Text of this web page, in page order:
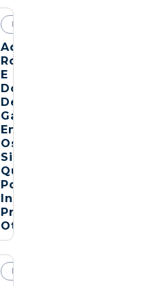
PROFISSIONAIS
Adenoide,
Ronco
E
Dor
De
Garganta:
Entenda
Os
Sinais
Que
Podem
Indicar
Problemas
Otorrinolaringológicos
PROFISSIONAIS